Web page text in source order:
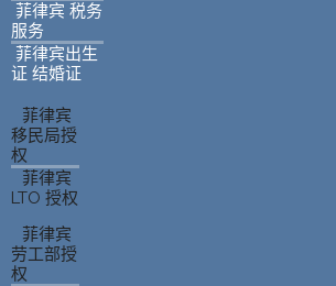
菲律宾 税务
服务
菲律宾出生
证 结婚证
菲律宾
移民局授
权
菲律宾
LTO 授权
菲律宾
劳工部授
权